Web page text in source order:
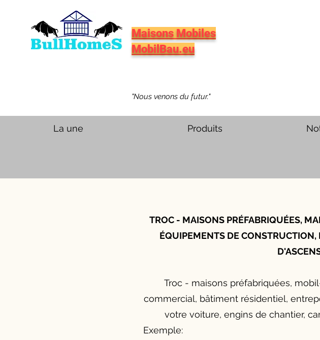
Maisons Mobiles
MobilBau.eu
"Nous venons du futur."
La une Produits
TROC - MAISONS PRÉFABRIQUÉES,
ÉQUIPEMENTS DE
Troc - maisons préfabriquées,
commercial, bâtiment résidentiel,
votre voiture, engins de chantier,
Exemple: